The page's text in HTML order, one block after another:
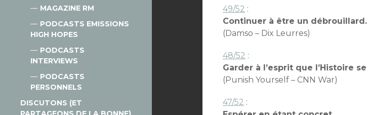
MAGAZINE RM
PODCASTS EMISSIONS
HIGH HOPES
PODCASTS
INTERVIEWS
PODCASTS
PERSONNELS
DISCUTONS (ET
49/52 :
Continuer à être un débrouillard.
(Damso – Dix Leurres)
48/52 :
Garder à l’esprit que l’Histoire
(Punish Yourself – CNN War)
47/52 :